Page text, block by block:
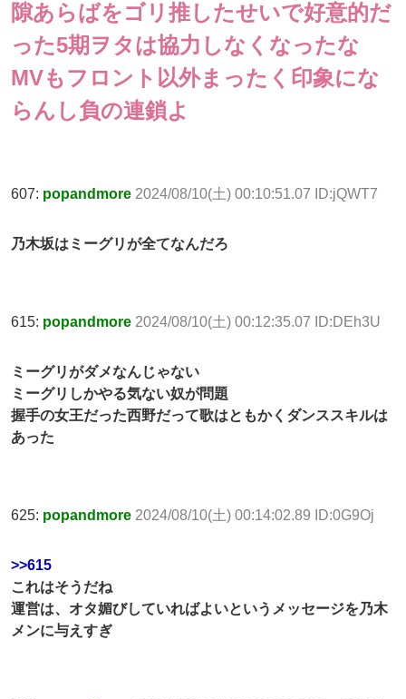
隙あらばをゴリ推したせいで好意的だ
った5期ヲタは協力しなくなったな
MVもフロント以外まったく印象にな
らんし負の連鎖よ
607: popandmore 2024/08/10(土) 00:10:51.07 ID:jQWT7
乃木坂はミーグリが全てなんだろ
615: popandmore 2024/08/10(土) 00:12:35.07 ID:DEh3U
ミーグリがダメなんじゃない
ミーグリしかやる気ない奴が問題
握手の女王だった西野だって歌はともかくダンススキルは
あった
625: popandmore 2024/08/10(土) 00:14:02.89 ID:0G9Oj
>>615
これはそうだね
運営は、オタ媚びしていればよいというメッセージを乃木
メンに与えすぎ